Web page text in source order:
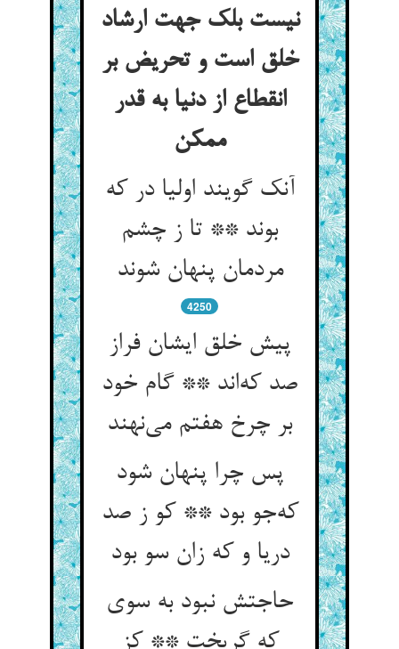
نیست بلک جهت ارشاد
خلق است و تحریض بر
انقطاع از دنیا به قدر
ممکن
آنک گویند اولیا در که
بوند ** تا ز چشم
مردمان پنهان شوند
4250
پیش خلق ایشان فراز
صد که‌اند ** گام خود
بر چرخ هفتم می‌نهند
پس چرا پنهان شود
که‌جو بود ** کو ز صد
دریا و که زان سو بود
حاجتش نبود به سوی
که گریخت ** کز